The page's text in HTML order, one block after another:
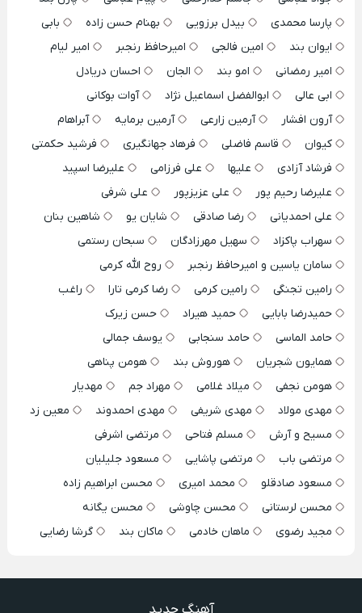
پارسا محمدی
بیدل برزویی بهنام حسن زاده
بابی
ایوان بند
امین فالجی امیرحافظ رنجبر
امیر لیام
امیر رمضانی
امو بند الجان
احسان دریادل
ابی عالی
ابوالفضل اسماعیل نژاد
آوات بوکانی
آرون افشار
آرمین زارعی آرمین برمایه
آبراهام
کیوان
قاسم فاضلی فرهاد جهانگیری
فرشید حکمتی
فرشاد آزادی
علیها علی فرزامی
علیرضا اسپید
علیرضا رحیم پور
علی عزیزپور
علی شرفی
علی احمدیانی
رضا صادقی شایان یو
شاهین بنان
سهراب پاکزاد
سهیل مهرزادگان
سبحان رستمی
سامان یاسین و امیرحافظ رنجبر
روح الله کرمی
رامین تجنگی
رامین کرمی رضا کرمی تارا
راغب
حمیدرضا بابایی
حمید هیراد
حسن زیرک
حامد الماسی
حامد سنجابی
یوسف جمالی
همایون شجریان
هوروش بند
هومن پناهی
هومن نجفی
میلاد غلامی مهراد جم
مهدیار
مهدی مولاد
مهدی شریفی مهدی احمدوند
معین زد
مسیح و آرش
مسلم فتاحی
مرتضی اشرفی
مرتضی باب
مرتضی پاشایی
مسعود جلیلیان
مسعود صادقلو
محمد امیری
محسن ابراهیم زاده
محسن لرستانی
محسن چاوشی
محسن یگانه
مجید رضوی
ماهان خادمی ماکان بند گرشا رضایی